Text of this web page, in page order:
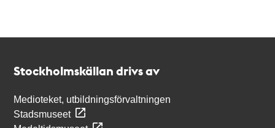
Stockholmskällan drivs av
Medioteket, utbildningsförvaltningen
Stadsmuseet